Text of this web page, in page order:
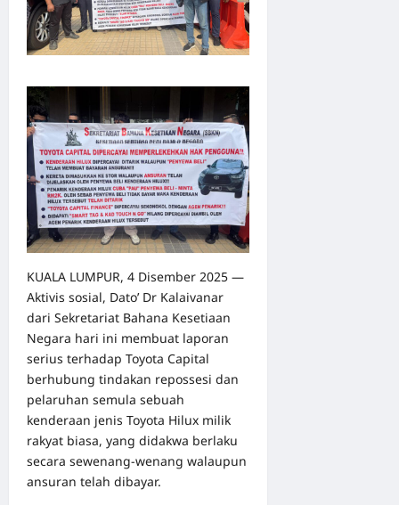
KUALA LUMPUR, 4 Disember 2025 —
Aktivis sosial, Dato’ Dr Kalaivanar
dari Sekretariat Bahana Kesetiaan
Negara hari ini membuat laporan
serius terhadap Toyota Capital
berhubung tindakan repossesi dan
pelaruhan semula sebuah
kenderaan jenis Toyota Hilux milik
rakyat biasa, yang didakwa berlaku
secara sewenang-wenang walaupun
ansuran telah dibayar.